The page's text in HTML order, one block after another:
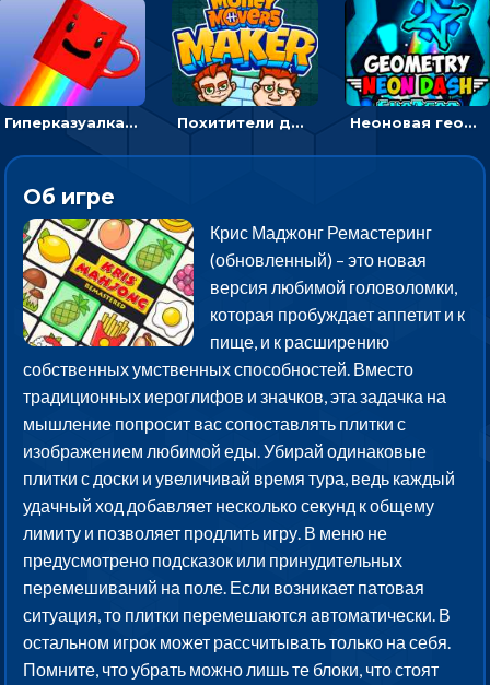
Гиперказуалка Летающая чашка кофе: двигаться и собирать кубики сахара Похитители денег: управляйте друзьями и соберите все мешки с долларами Неоновая геометрия: прыгай через препятствия и собирай шары
Об игре
Крис Маджонг Ремастеринг
(обновленный) – это новая
версия любимой головоломки,
которая пробуждает аппетит и к
пище, и к расширению
собственных умственных способностей. Вместо
традиционных иероглифов и значков, эта задачка на
мышление попросит вас сопоставлять плитки с
изображением любимой еды. Убирай одинаковые
плитки с доски и увеличивай время тура, ведь каждый
удачный ход добавляет несколько секунд к общему
лимиту и позволяет продлить игру. В меню не
предусмотрено подсказок или принудительных
перемешиваний на поле. Если возникает патовая
ситуация, то плитки перемешаются автоматически. В
остальном игрок может рассчитывать только на себя.
Помните, что убрать можно лишь те блоки, что стоят